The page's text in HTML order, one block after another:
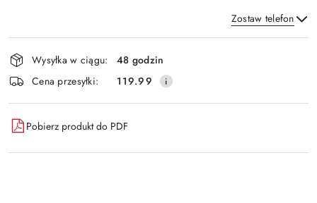
Zostaw telefon
Wyślij
Dostępność
i
dostawa
Wysyłka w ciągu:
48 godzin
Cena przesyłki:
119.99
Pobierz produkt do PDF